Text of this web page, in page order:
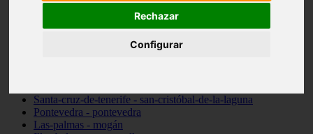
Rechazar
Configurar
Illes-balears - sant-antoni-de-portmany
Santa-cruz-de-tenerife - san-cristóbal-de-la-laguna
Pontevedra - pontevedra
Las-palmas - mogán